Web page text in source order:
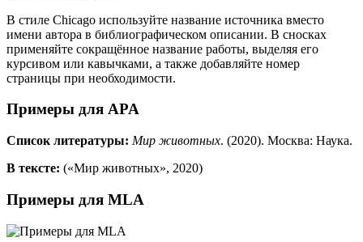
В стиле Chicago используйте название источника вместо
имени автора в библиографическом описании. В сносках
применяйте сокращённое название работы, выделяя его
курсивом или кавычками, а также добавляйте номер
страницы при необходимости.
Примеры для APA
Список литературы: Мир животных. (2020). Москва: Наука.
В тексте: («Мир животных», 2020)
Примеры для MLA